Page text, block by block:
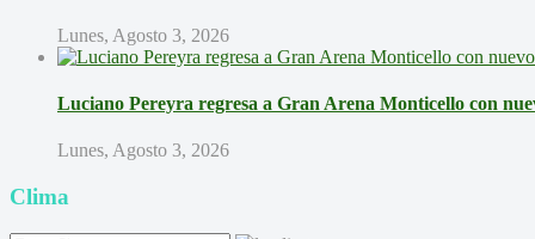
Lunes, Agosto 3, 2026
Luciano Pereyra regresa a Gran Arena Monticello con
Lunes, Agosto 3, 2026
Clima